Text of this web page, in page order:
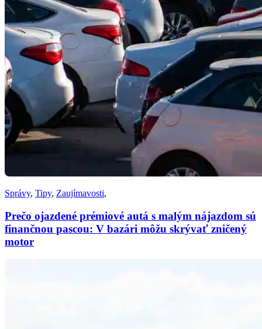
Správy, Tipy, Zaujímavosti,
Prečo ojazdené prémiové autá s malým nájazdom sú
finančnou pascou: V bazári môžu skrývať zničený
motor